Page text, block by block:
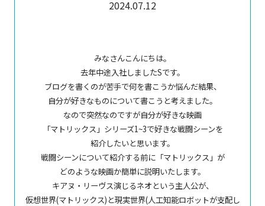
2024.07.12
みなさんこんにちは。
去年中途入社しましたSです。
ブログを書くのが苦手で何を書こうか悩んだ結果、
自分が好きなものについて書こうと考えました。
なので突然なのですが自分が好きな映画
「マトリックス」シリーズ1~3で好きな戦闘シーンを
紹介したいと思います。
戦闘シーンについて紹介する前に「マトリックス」が
どのような映画か簡単に説明いたします。
キアヌ・リーヴス演じるネオという主人公が、
仮想世界(マトリックス)と現実世界(人工知能ロボットが支配し